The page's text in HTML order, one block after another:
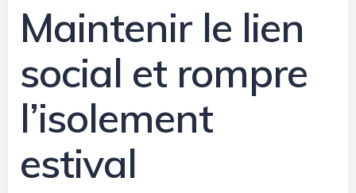
Maintenir le lien
social et rompre
l’isolement
estival